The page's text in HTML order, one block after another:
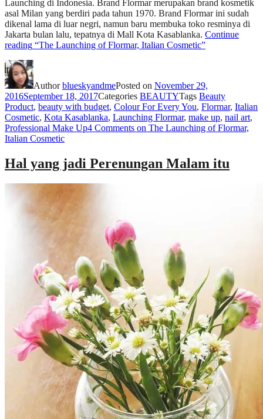
Launching di Indonesia. Brand Flormar merupakan brand kosmetik
asal Milan yang berdiri pada tahun 1970. Brand Flormar ini sudah
dikenal lama di luar negri, namun baru membuka toko resminya di
Jakarta bulan lalu, tepatnya di Mall Kota Kasablanka. Continue
reading “The Launching of Flormar, Italian Cosmetic”
AuthorblueskyandmePosted on November 29,
2016September 18, 2017Categories BEAUTYTags Beauty
Product, beauty with budget, Colour For Every You, Flormar, Italian
Cosmetic, Kota Kasablanka, Launching Flormar, make up, nail art,
Professional Make Up4 Comments on The Launching of Flormar,
Italian Cosmetic
Hal yang jadi Perenungan Malam itu